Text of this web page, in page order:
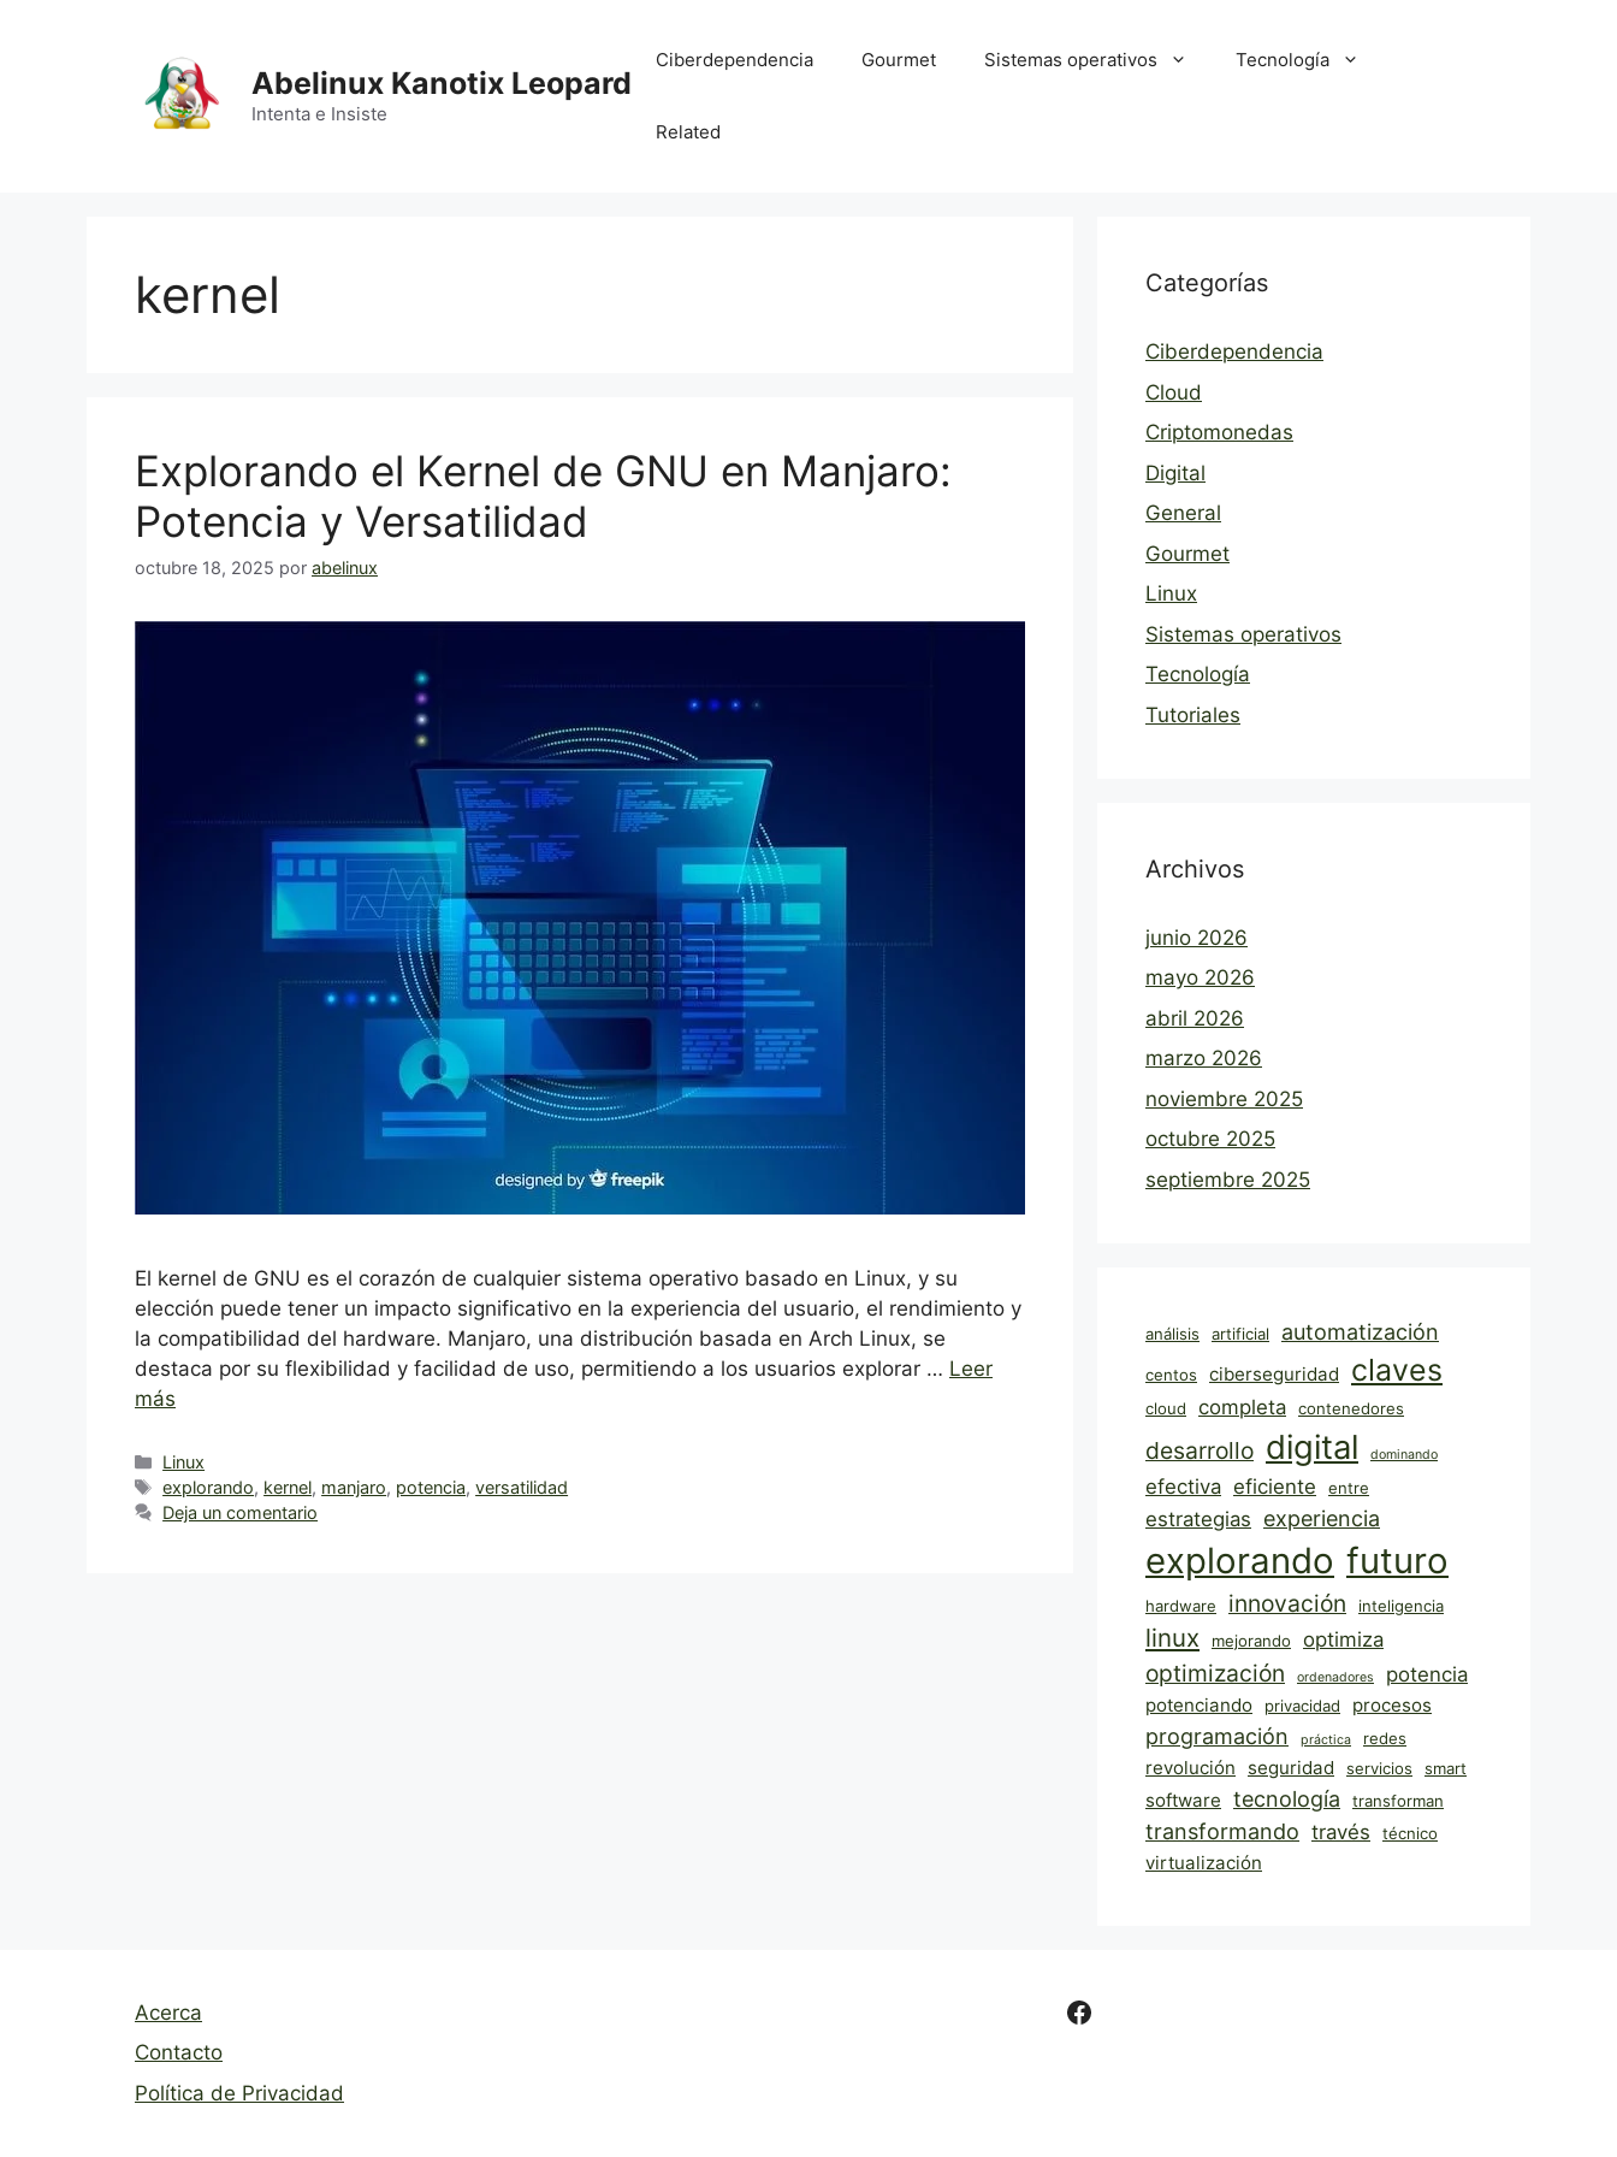
Abelinux Kanotix Leopard
Intenta e Insiste
Ciberdependencia Gourmet Sistemas operativos Tecnología
Related
kernel
Explorando el Kernel de GNU en Manjaro:
Potencia y Versatilidad
octubre 18, 2025 por abelinux
El kernel de GNU es el corazón de cualquier sistema operativo basado en Linux, y su
elección puede tener un impacto significativo en la experiencia del usuario, el rendimiento y
la compatibilidad del hardware. Manjaro, una distribución basada en Arch Linux, se
destaca por su flexibilidad y facilidad de uso, permitiendo a los usuarios explorar … Leer
más
Categorías
Linux
Etiquetas
explorando, kernel, manjaro, potencia,versatilidad
Deja un comentario
Categorías
Ciberdependencia
Cloud
Criptomonedas
Digital
General
Gourmet
Linux
Sistemas operativos
Tecnología
Tutoriales
Archivos
junio 2026
mayo 2026
abril 2026
marzo 2026
noviembre 2025
octubre 2025
septiembre 2025
análisis artificial automatización
centos ciberseguridad claves
cloud completa contenedores
desarrollo digital dominando
efectiva eficiente entre
estrategias experiencia
explorando futuro
hardware innovación inteligencia
linux mejorando optimiza
optimización ordenadores potencia
potenciando privacidad procesos
programación práctica redes
revolución seguridad servicios smart
software tecnología transforman
transformando través técnico
virtualización
Acerca
Contacto
Política de Privacidad
Facebook